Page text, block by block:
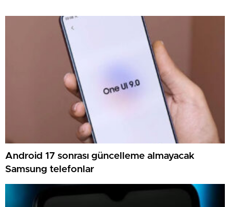
Android 17 sonrası güncelleme almayacak
Samsung telefonlar